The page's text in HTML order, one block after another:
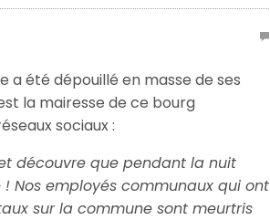
a été dépouillé en masse de ses
la mairesse de ce bourg
sociaux :
découvre que pendant la nuit
Nos employés communaux qui ont
sur la commune sont meurtris